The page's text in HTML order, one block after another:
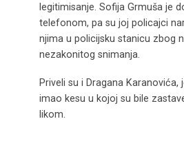
legitimisanje. Sofija Grmuša je
telefonom, pa su joj policajci
njima u policijsku stanicu zbog
nezakonitog snimanja.
Priveli su i Dragana Karanovića,
imao kesu u kojoj su bile
likom.